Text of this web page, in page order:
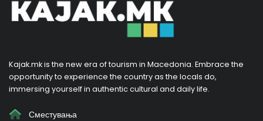
Kajak.mk is the new era of tourism in Macedonia. Embrace the
opportunity to experience the country as the locals do,
immersing yourself in authentic cultural and daily life.
Сместувања